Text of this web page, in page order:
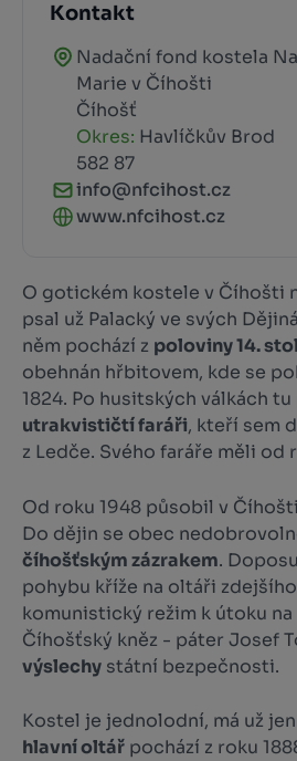
Kontakt
Nadační fond kostela
Marie v Číhošti
Číhošť
Okres: Havlíčkův Brod
582 87
info@nfcihost.cz
www.nfcihost.cz
O gotickém kostele v Číhošti
psal už Palacký ve svých
něm pochází z poloviny 14.
obehnán hřbitovem, kde se
1824. Po husitských válkách
utrakvističtí faráři, kteří sem
z Ledče. Svého faráře měli od
Od roku 1948 působil v
Do dějin se obec
číhošťským zázrakem.
pohybu kříže na oltáři
komunistický režim k útoku
Číhošťský kněz - páter Josef
výslechy státní bezpečnosti.
Kostel je jednolodní, má už
hlavní oltář pochází z roku